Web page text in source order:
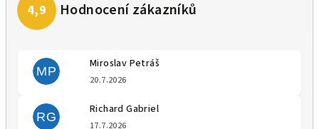
MP
Miroslav Petráš
20.7.2026
RG
Richard Gabriel
17.7.2026